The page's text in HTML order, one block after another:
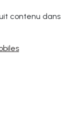
contenu dans